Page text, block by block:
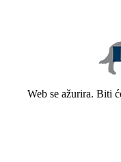
Web se ažurira. Biti